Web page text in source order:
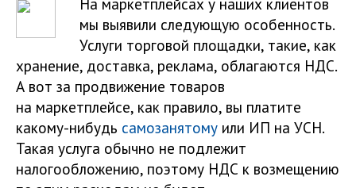
мы выявили следующую особенность.
Услуги торговой площадки, такие, как
хранение, доставка, реклама, облагаются НДС.
А вот за продвижение товаров
на маркетплейсе, как правило, вы платите
какому-нибудь самозанятому или ИП на УСН.
Такая услуга обычно не подлежит
налогообложению, поэтому НДС к возмещению